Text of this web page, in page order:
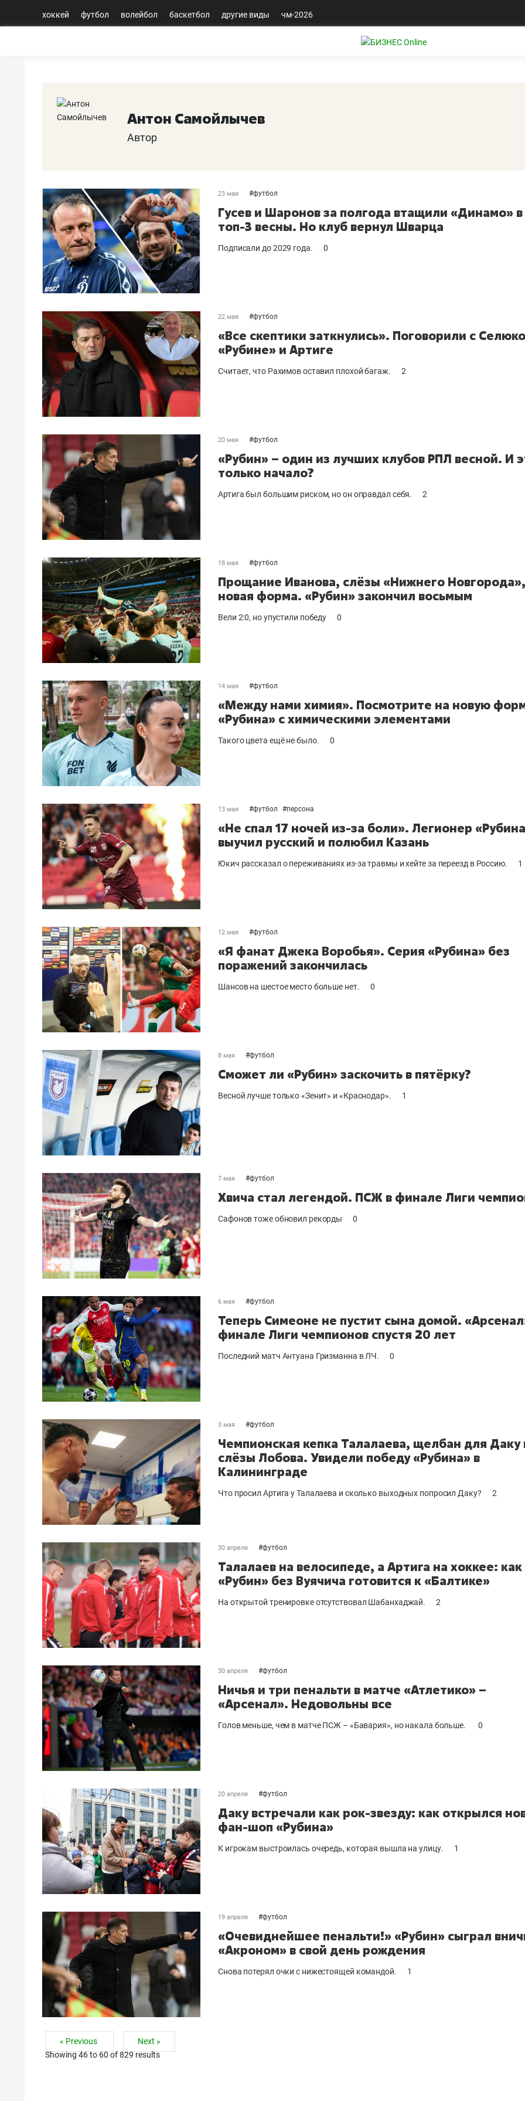
хоккей футбол волейбол баскетбол другие виды чм-2026
Антон Самойлычев
Автор
23 мая #футбол
Гусев и Шаронов за полгода втащили «Динамо» в
топ-3 весны. Но клуб вернул Шварца
Подписали до 2029 года. 0
22 мая #футбол
«Все скептики заткнулись». Поговорили с
«Рубине» и Артиге
Считает, что Рахимов оставил плохой багаж. 2
20 мая #футбол
«Рубин» – один из лучших клубов РПЛ весной. И
только начало?
Артига был большим риском, но он оправдал себя. 2
18 мая #футбол
Прощание Иванова, слёзы «Нижнего Новгорода»,
новая форма. «Рубин» закончил восьмым
Вели 2:0, но упустили победу 0
14 мая #футбол
«Между нами химия». Посмотрите на новую
«Рубина» с химическими элементами
Такого цвета ещё не было. 0
13 мая #футбол #персона
«Не спал 17 ночей из-за боли». Легионер
выучил русский и полюбил Казань
Юкич рассказал о переживаниях из-за травмы и хейте за переезд в Россию. 1
12 мая #футбол
«Я фанат Джека Воробья». Серия «Рубина» без
поражений закончилась
Шансов на шестое место больше нет. 0
8 мая #футбол
Сможет ли «Рубин» заскочить в пятёрку?
Весной лучше только «Зенит» и «Краснодар». 1
7 мая #футбол
Хвича стал легендой. ПСЖ в финале Лиги
Сафонов тоже обновил рекорды 0
6 мая #футбол
Теперь Симеоне не пустит сына домой.
финале Лиги чемпионов спустя 20 лет
Последний матч Антуана Гризманна в ЛЧ. 0
3 мая #футбол
Чемпионская кепка Талалаева, щелбан для Даку
слёзы Лобова. Увидели победу «Рубина» в
Калининграде
Что просил Артига у Талалаева и сколько выходных попросил Даку? 2
30 апреля #футбол
Талалаев на велосипеде, а Артига на хоккее: как
«Рубин» без Вуячича готовится к «Балтике»
На открытой тренировке отсутствовал Шабанхаджай. 2
30 апреля #футбол
Ничья и три пенальти в матче «Атлетико» –
«Арсенал». Недовольны все
Голов меньше, чем в матче ПСЖ – «Бавария», но накала больше. 0
20 апреля #футбол
Даку встречали как рок-звезду: как открылся
фан-шоп «Рубина»
К игрокам выстроилась очередь, которая вышла на улицу. 1
19 апреля #футбол
«Очевиднейшее пенальти!» «Рубин» сыграл
«Акроном» в свой день рождения
Снова потерял очки с нижестоящей командой. 1
« Previous
Next »
Showing46to60of829results